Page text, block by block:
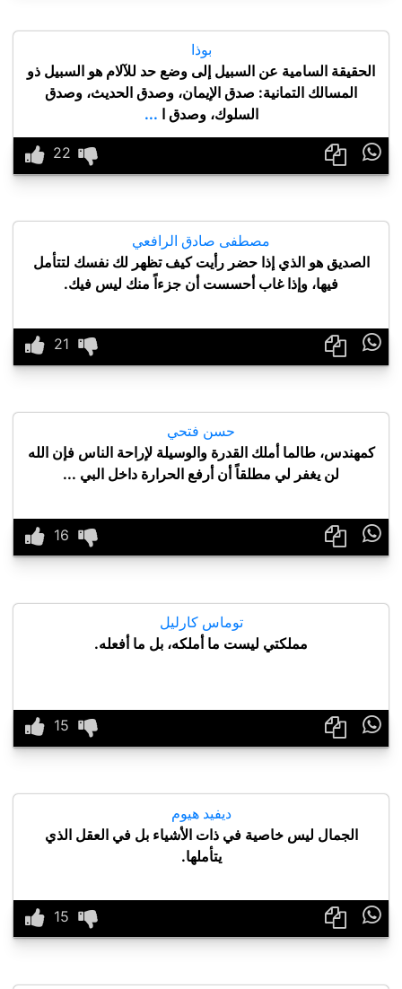
بوذا
الحقيقة السامية عن السبيل إلى وضع حد للآلام هو السبيل ذو
المسالك التمانية: صدق الإيمان، وصدق الحديث، وصدق
السلوك، وصدق ا ...

مصطفى صادق الرافعي
الصديق هو الذي إذا حضر رأيت كيف تظهر لك نفسك لتتأمل
فيها، وإذا غاب أحسست أن جزءاً منك ليس فيك.

حسن فتحي
كمهندس، طالما أملك القدرة والوسيلة لإراحة الناس فإن الله
لن يغفر لي مطلقاً أن أرفع الحرارة داخل البي ...

توماس كارليل
مملكتي ليست ما أملكه، بل ما أفعله.

ديفيد هيوم
الجمال ليس خاصية في ذات الأشياء بل في العقل الذي
يتأملها.
